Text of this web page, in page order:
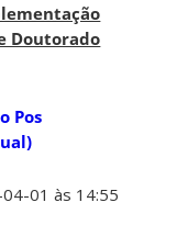
Doutorado
Pos
01 às 14:55